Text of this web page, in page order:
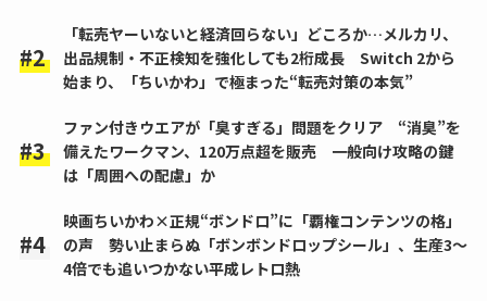
「転売ヤーいないと経済回らない」どころか…メルカリ、
出品規制・不正検知を強化しても2桁成長 Switch 2から
始まり、「ちいかわ」で極まった“転売対策の本気”
ファン付きウエアが「臭すぎる」問題をクリア “消臭”を
備えたワークマン、120万点超を販売 一般向け攻略の鍵
は「周囲への配慮」か
映画ちいかわ×正規“ボンドロ”に「覇権コンテンツの格」
の声 勢い止まらぬ「ボンボンドロップシール」、生産3～
4倍でも追いつかない平成レトロ熱